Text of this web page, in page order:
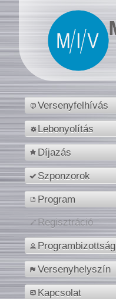
Versenyfelhívás
Lebonyolítás
Díjazás
Szponzorok
Program
Regisztráció
Programbizottság
Versenyhelyszín
Kapcsolat